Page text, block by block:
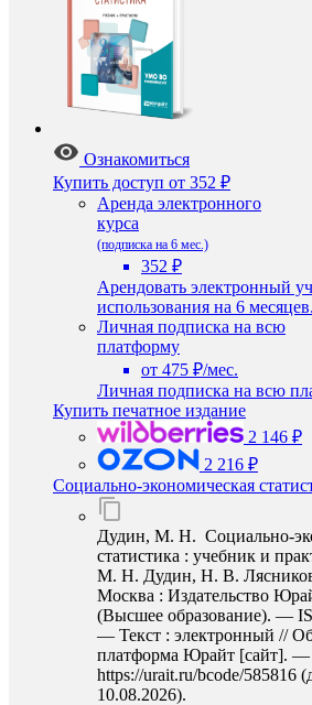
Ознакомиться
Купить доступ от 352 ₽
Аренда электронного
курса
(подписка на 6 мес.)
352 ₽
Арендовать электронный
использования на 6 месяцев.
Личная подписка на всю
платформу
от 475 ₽/мес.
Личная подписка на всю
Купить печатное издание
2 146 ₽
2 216 ₽
Социально-экономическая
Дудин, М. Н. Социально-
статистика : учебник и
М. Н. Дудин, Н. В.
Москва : Издательство
(Высшее образование). —
— Текст : электронный //
платформа Юрайт [сайт].
https://urait.ru/bcode/585816
10.08.2026).